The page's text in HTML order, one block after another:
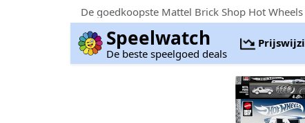
De goedkoopste Mattel Brick Shop Hot
Speelwatch
De beste speelgoed deals